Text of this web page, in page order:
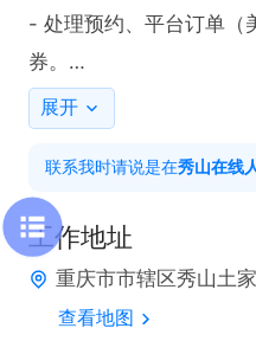
- 处理预约、平台订单（
券。
2. 卫生与环境维护
毒、备纸杯/纸巾/烟灰缸
- 客离后：快速清场、归
圾、简单消毒。
- 日常：巡视公共区卫生
3. 设备与物资管理
展开
联系我时请说是在秀山在线
工作地址
重庆市市辖区秀山土
查看地图